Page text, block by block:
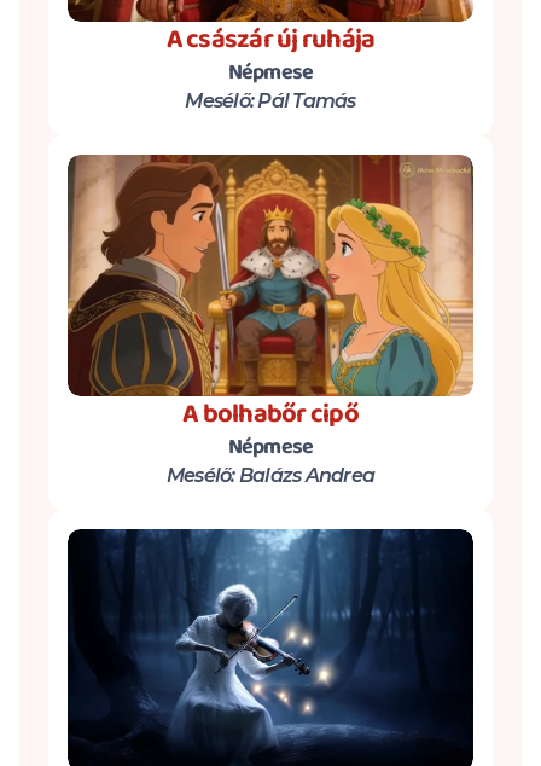
A császár új ruhája
Népmese
Mesélő: Pál Tamás
A bolhabőr cipő
Népmese
Mesélő: Balázs Andrea